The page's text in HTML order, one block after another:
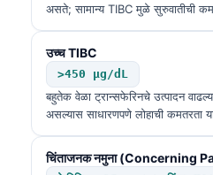
असते; सामान्य TIBC मुळे सुरुवातीची
उच्च TIBC
>450 µg/dL
बहुतेक वेळा ट्रान्सफेरिनचे उत्पादन
असल्यास साधारणपणे लोहाची कमतरता
चिंताजनक नमुना (Concerning